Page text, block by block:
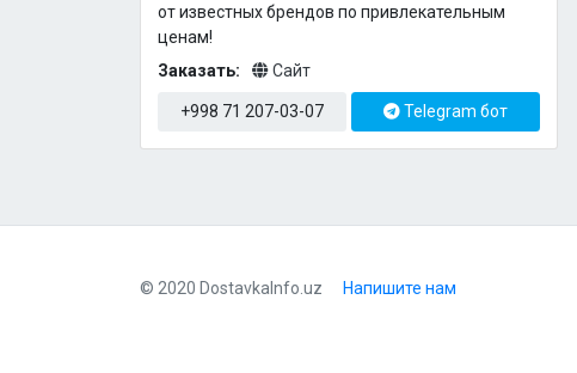
от известных брендов по привлекательным
ценам!
Заказать:
Сайт
+998 71 207-03-07 Telegram бот
© 2020 DostavkaInfo.uz Напишите нам